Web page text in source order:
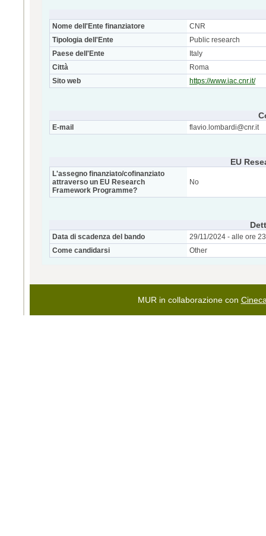
Nome dell'Ente finanziatore
CNR
Tipologia dell'Ente
Public research
Paese dell'Ente
Italy
Città
Roma
Sito web
https://www.iac.cnr.it/
E-mail flavio.lombardi@cnr.it
EU
L'assegno finanziato/cofinanziato
attraverso un EU Research
Framework Programme?
No
Data di scadenza del bando
29/11/2024 - alle ore
Come candidarsi
Other
MUR in collaborazione con